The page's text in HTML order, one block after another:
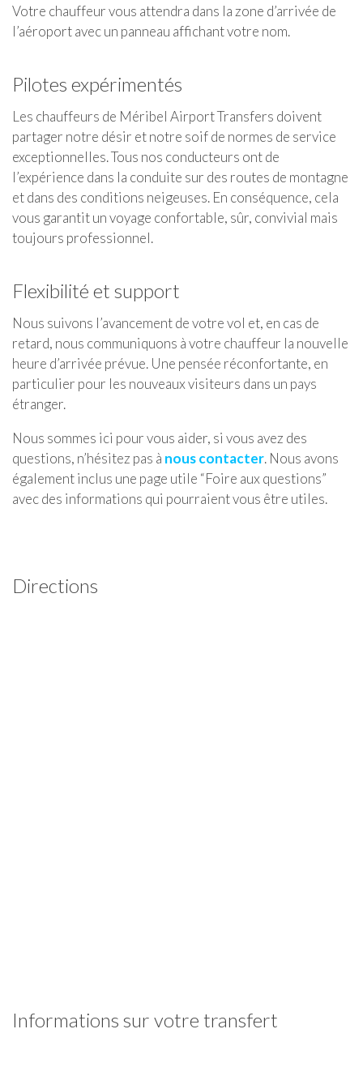
Votre chauffeur vous attendra dans la zone d’arrivée de
l’aéroport avec un panneau affichant votre nom.
Pilotes expérimentés
Les chauffeurs de Méribel Airport Transfers doivent
partager notre désir et notre soif de normes de service
exceptionnelles. Tous nos conducteurs ont de
l’expérience dans la conduite sur des routes de montagne
et dans des conditions neigeuses. En conséquence, cela
vous garantit un voyage confortable, sûr, convivial mais
toujours professionnel.
Flexibilité et support
Nous suivons l’avancement de votre vol et, en cas de
retard, nous communiquons à votre chauffeur la nouvelle
heure d’arrivée prévue. Une pensée réconfortante, en
particulier pour les nouveaux visiteurs dans un pays
étranger.
Nous sommes ici pour vous aider, si vous avez des
questions, n’hésitez pas à nous contacter. Nous avons
également inclus une page utile “Foire aux questions”
avec des informations qui pourraient vous être utiles.
Directions
Informations sur votre transfert